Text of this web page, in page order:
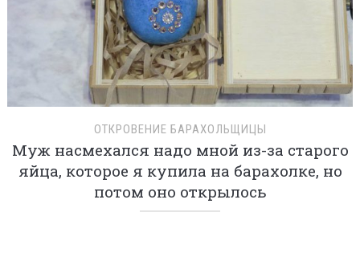
ОТКРОВЕНИЕ БАРАХОЛЬЩИЦЫ
Муж насмехался надо мной из-за старого
яйца, которое я купила на барахолке, но
потом оно открылось